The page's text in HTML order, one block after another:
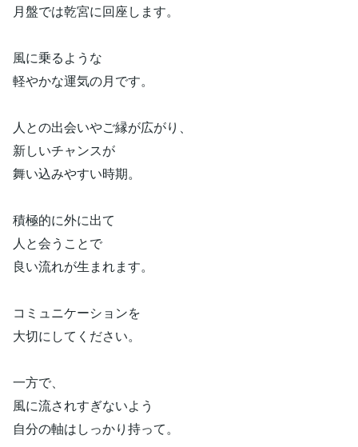
月盤では乾宮に回座します。
風に乗るような
軽やかな運気の月です。
人との出会いやご縁が広がり、
新しいチャンスが
舞い込みやすい時期。
積極的に外に出て
人と会うことで
良い流れが生まれます。
コミュニケーションを
大切にしてください。
一方で、
風に流されすぎないよう
自分の軸はしっかり持って。